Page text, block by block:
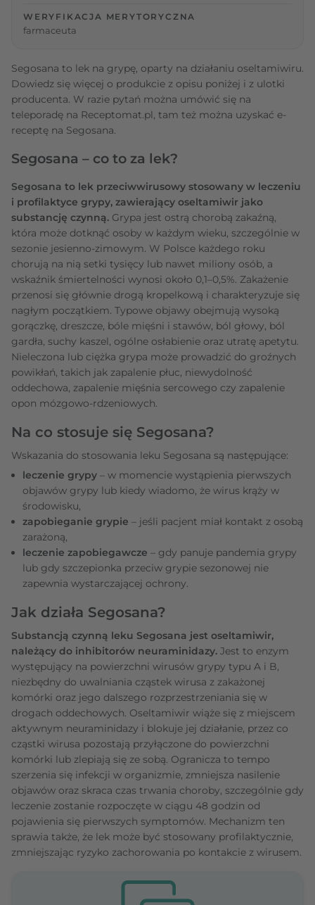
WERYFIKACJA MERYTORYCZNA
farmaceuta
Segosana to lek na grypę, oparty na działaniu oseltamiwiru.
Dowiedz się więcej o produkcie z opisu poniżej i z ulotki
producenta. W razie pytań można umówić się na
teleporadę na Receptomat.pl, tam też można uzyskać e-
receptę na Segosana.
Segosana – co to za lek?
Segosana to lek przeciwwirusowy stosowany w leczeniu
i profilaktyce grypy, zawierający oseltamiwir jako
substancję czynną. Grypa jest ostrą chorobą zakaźną,
która może dotknąć osoby w każdym wieku, szczególnie w
sezonie jesienno-zimowym. W Polsce każdego roku
chorują na nią setki tysięcy lub nawet miliony osób, a
wskaźnik śmiertelności wynosi około 0,1–0,5%. Zakażenie
przenosi się głównie drogą kropelkową i charakteryzuje się
nagłym początkiem. Typowe objawy obejmują wysoką
gorączkę, dreszcze, bóle mięśni i stawów, ból głowy, ból
gardła, suchy kaszel, ogólne osłabienie oraz utratę apetytu.
Nieleczona lub ciężka grypa może prowadzić do groźnych
powikłań, takich jak zapalenie płuc, niewydolność
oddechowa, zapalenie mięśnia sercowego czy zapalenie
opon mózgowo-rdzeniowych.
Na co stosuje się Segosana?
Wskazania do stosowania leku Segosana są następujące:
leczenie grypy – w momencie wystąpienia pierwszych
objawów grypy lub kiedy wiadomo, że wirus krąży w
środowisku,
zapobieganie grypie – jeśli pacjent miał kontakt z osobą
zarażoną,
leczenie zapobiegawcze – gdy panuje pandemia grypy
lub gdy szczepionka przeciw grypie sezonowej nie
zapewnia wystarczającej ochrony.
Jak działa Segosana?
Substancją czynną leku Segosana jest oseltamiwir,
należący do inhibitorów neuraminidazy. Jest to enzym
występujący na powierzchni wirusów grypy typu A i B,
niezbędny do uwalniania cząstek wirusa z zakażonej
komórki oraz jego dalszego rozprzestrzeniania się w
drogach oddechowych. Oseltamiwir wiąże się z miejscem
aktywnym neuraminidazy i blokuje jej działanie, przez co
cząstki wirusa pozostają przyłączone do powierzchni
komórki lub zlepiają się ze sobą. Ogranicza to tempo
szerzenia się infekcji w organizmie, zmniejsza nasilenie
objawów oraz skraca czas trwania choroby, szczególnie gdy
leczenie zostanie rozpoczęte w ciągu 48 godzin od
pojawienia się pierwszych symptomów. Mechanizm ten
sprawia także, że lek może być stosowany profilaktycznie,
zmniejszając ryzyko zachorowania po kontakcie z wirusem.